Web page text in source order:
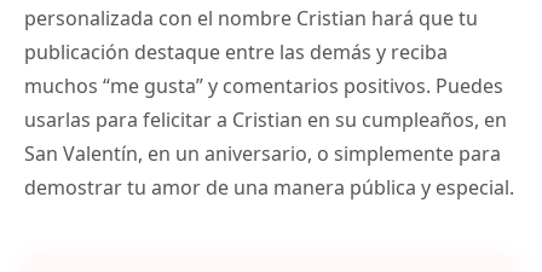
personalizada con el nombre Cristian hará que tu
publicación destaque entre las demás y reciba
muchos “me gusta” y comentarios positivos. Puedes
usarlas para felicitar a Cristian en su cumpleaños, en
San Valentín, en un aniversario, o simplemente para
demostrar tu amor de una manera pública y especial.